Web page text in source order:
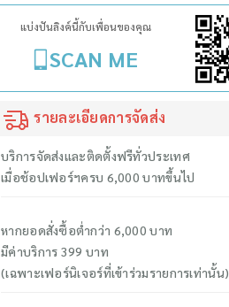
แบ่งปันลิงค์นี้กับเพื่อนของคุณ
SCAN ME
รายละเอียดการจัดส่ง
บริการจัดส่งและติดตั้งฟรีทั่วประเทศ
เมื่อช้อปเฟอร์ฯครบ 6,000 บาทขึ้นไป
หากยอดสั่งซื้อต่ำกว่า 6,000 บาท
มีค่าบริการ 399 บาท
(เฉพาะเฟอร์นิเจอร์ที่เข้าร่วมรายการเท่านั้น)